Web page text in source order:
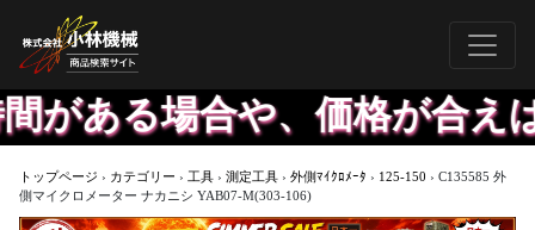
合や、価格が合えば出
トップページ › カテゴリー › 工具 › 測定工具 › 外側ﾏｲｸﾛﾒｰﾀ › 125-150 › C135585 外
側マイクロメーター ナカニシ YAB07-M(303-106)